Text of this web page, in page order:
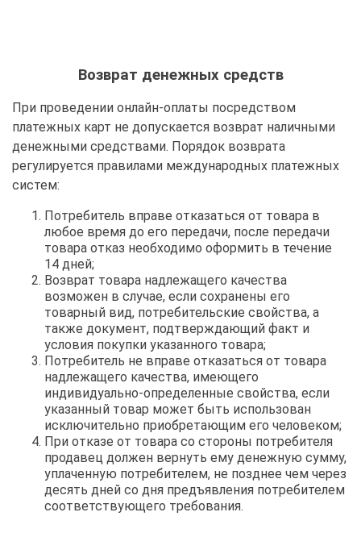
Возврат денежных средств
При проведении онлайн-оплаты посредством
платежных карт не допускается возврат наличными
денежными средствами. Порядок возврата
регулируется правилами международных платежных
систем:
Потребитель вправе отказаться от товара в
любое время до его передачи, после передачи
товара отказ необходимо оформить в течение
14 дней;
Возврат товара надлежащего качества
возможен в случае, если сохранены его
товарный вид, потребительские свойства, а
также документ, подтверждающий факт и
условия покупки указанного товара;
Потребитель не вправе отказаться от товара
надлежащего качества, имеющего
индивидуально-определенные свойства, если
указанный товар может быть использован
исключительно приобретающим его человеком;
При отказе от товара со стороны потребителя
продавец должен вернуть ему денежную сумму,
уплаченную потребителем, не позднее чем через
десять дней со дня предъявления потребителем
соответствующего требования.